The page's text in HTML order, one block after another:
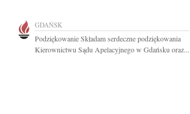
GDAŃSK
Podziękowanie Składam serdeczne podziękowania
Kierownictwu Sądu Apelacyjnego w Gdańsku oraz...